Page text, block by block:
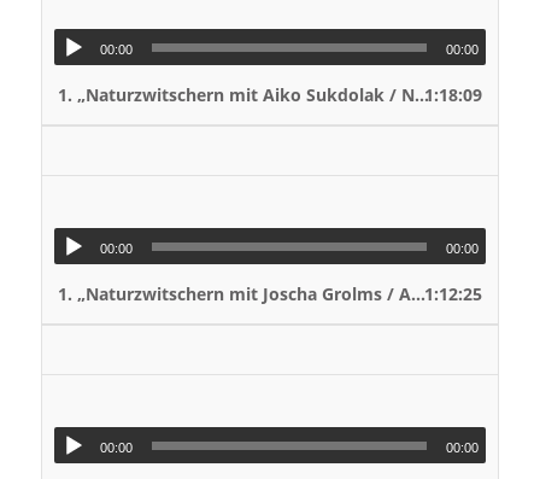
00:00 00:00
1. „Naturzwitschern mit Aiko Sukdolak / Natur- und Wildtierfotograf“ 1:18:09
00:00 00:00
1. „Naturzwitschern mit Joscha Grolms / Autor "Tierspuren Europas"“ 1:12:25
00:00 00:00